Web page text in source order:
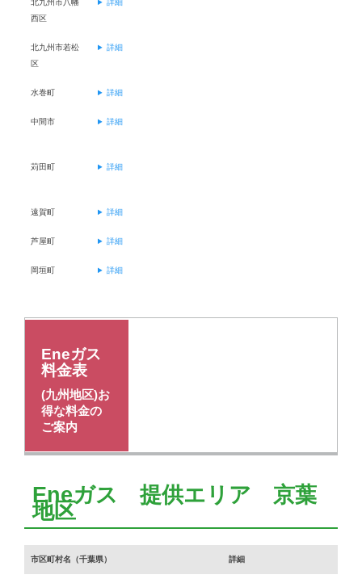
北九州市八幡
西区
詳細
北九州市若松
区
詳細
水巻町 詳細
中間市 詳細
苅田町 詳細
遠賀町 詳細
芦屋町 詳細
岡垣町 詳細
Eneガス
料金表
(九州地区)お
得な料金の
ご案内
Eneガス 提供エリア 京葉
地区
市区町村名（千葉県） 詳細